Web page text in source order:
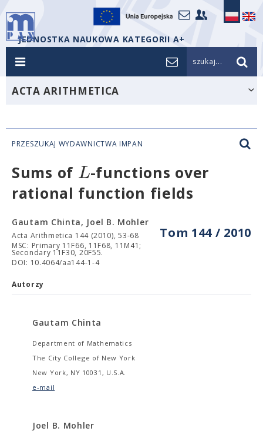
JEDNOSTKA NAUKOWA KATEGORII A+
szukaj...
ACTA ARITHMETICA
PRZESZUKAJ WYDAWNICTWA IMPAN
Sums of L-functions over
rational function fields
Tom 144 / 2010
Gautam Chinta, Joel B. Mohler
Acta Arithmetica 144 (2010), 53-68
MSC: Primary 11F66, 11F68, 11M41;
Secondary 11F30, 20F55.
DOI: 10.4064/aa144-1-4
Autorzy
Gautam Chinta
Department of Mathematics
The City College of New York
New York, NY 10031, U.S.A.
e-mail
Joel B. Mohler